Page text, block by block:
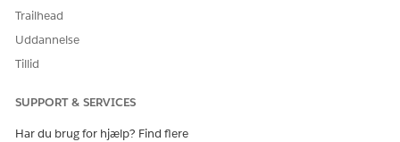
Trailhead
Uddannelse
Tillid
SUPPORT & SERVICES
Har du brug for hjælp? Find flere